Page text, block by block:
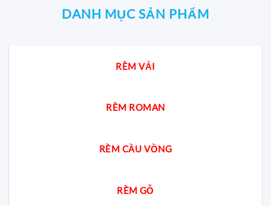
DANH MỤC SẢN PHẨM
RÈM VẢI
RÈM ROMAN
RÈM CẦU VỒNG
RÈM GỖ